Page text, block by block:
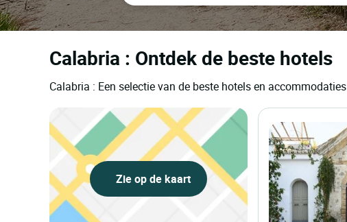
Calabria : Ontdek de beste hotels
Calabria : Een selectie van de beste hotels en accommodaties
Zie op de kaart